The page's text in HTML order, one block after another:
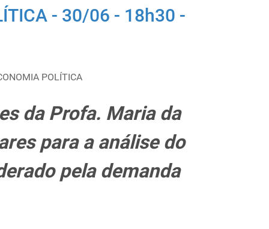
- 30/06 - 18h30 -
POLÍTICA
da Profa. Maria da
para a análise do
pela demanda